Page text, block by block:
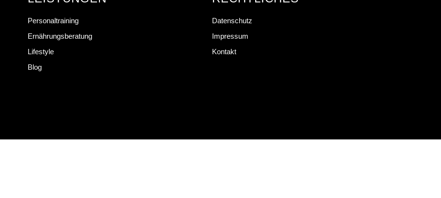
Personaltraining
Ernährungsberatung
Lifestyle
Blog
Datenschutz
Impressum
Kontakt